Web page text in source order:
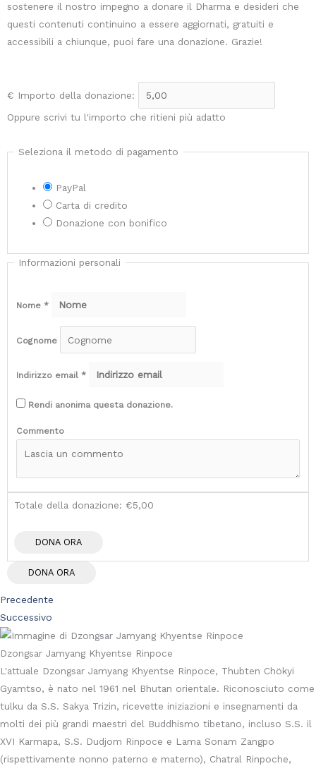
sostenere il nostro impegno a donare il Dharma e desideri che
questi contenuti continuino a essere aggiornati, gratuiti e
accessibili a chiunque, puoi fare una donazione. Grazie!
€ Importo della donazione:
Oppure scrivi tu l'importo che ritieni più adatto
Seleziona il metodo di pagamento
PayPal
Carta di credito
Donazione con bonifico
Informazioni personali
Nome *
Cognome
Indirizzo email *
Rendi anonima questa donazione.
Commento
Totale della donazione: €5,00
DONA ORA
Precedente
Successivo
Dzongsar Jamyang Khyentse Rinpoce
L'attuale Dzongsar Jamyang Khyentse Rinpoce, Thubten Chökyi
Gyamtso, è nato nel 1961 nel Bhutan orientale. Riconosciuto come
tulku da S.S. Sakya Trizin, ricevette iniziazioni e insegnamenti da
molti dei più grandi maestri del Buddhismo tibetano, incluso S.S. il
XVI Karmapa, S.S. Dudjom Rinpoce e Lama Sonam Zangpo
(rispettivamente nonno paterno e materno), Chatral Rinpoche,